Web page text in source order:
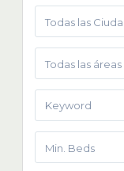
Todas las
Todas las áreas
Min. Beds